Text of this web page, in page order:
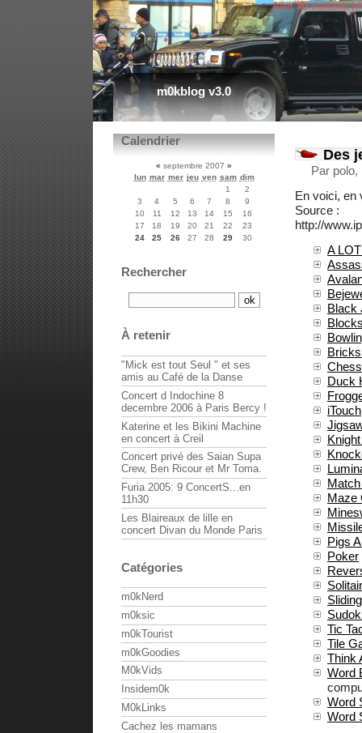
m0kblog v3.0
Aller au contenu|
Des
Par
En voici, en
Source :
http://
A
Black
Chess
Duck
iTouch
Maze
Pigs
Poker
Sliding
Tic
Tile
Think
Word
Word
Word
Calendrier
« septembre 2007 »
lun mar mer jeu ven sam dim
1
2
3
4 5 6 7 8
9
10
11 12 13 14 15
16
17
18 19 20 21 22
23
24
25 26 27 28 29 30
Rechercher
À retenir
"Mick est tout Seul " et ses
amis au Café de la Danse
Concert d Indochine 8
decembre 2006 à Paris Bercy !
Katerine et les Bikini Machine
en concert à Creil
Concert privé des Saian Supa
Crew, Ben Ricour et Mr Toma.
Furia 2005: 9 ConcertS...en
11h30
Les Blaireaux de lille en
concert Divan du Monde Paris
Catégories
m0kNerd
m0ksic
m0kTourist
m0kGoodies
M0kVids
Insidem0k
M0kLinks
Cachez les mamans